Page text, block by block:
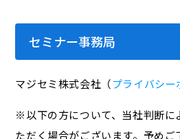
セミナー事務局
マジセミ株式会社（プライバシー
※以下の方について、当社判断に
ただく場合がございます。予めご